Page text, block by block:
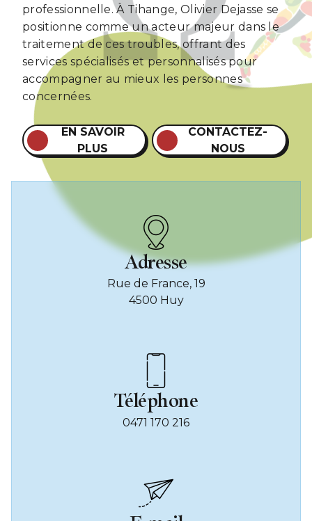
professionnelle. À Tihange, Olivier Dejasse se
positionne comme un acteur majeur dans le
traitement de ces troubles, offrant des
services spécialisés et personnalisés pour
accompagner au mieux les personnes
concernées.
EN SAVOIR
PLUS
CONTACTEZ-
NOUS
Adresse
Rue de France, 19
4500 Huy
Téléphone
0471 170 216